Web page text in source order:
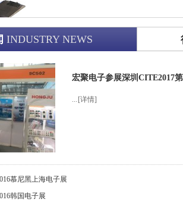
INDUSTRY NEWS
宏聚电子参展深圳CITE2017
... [详情]
慕尼黑上海电子展
韩国电子展